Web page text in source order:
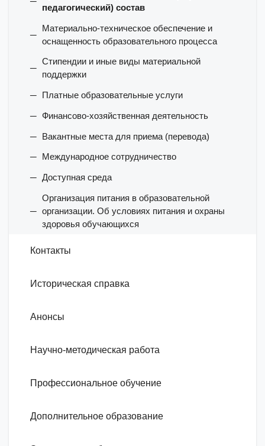
педагогический) состав
Материально-техническое обеспечение и
оснащенность образовательного процесса
Стипендии и иные виды материальной
поддержки
Платные образовательные услуги
Финансово-хозяйственная деятельность
Вакантные места для приема (перевода)
Международное сотрудничество
Доступная среда
Организация питания в образовательной
организации. Об условиях питания и охраны
здоровья обучающихся
Контакты
Историческая справка
Анонсы
Научно-методическая работа
Профессиональное обучение
Дополнительное образование